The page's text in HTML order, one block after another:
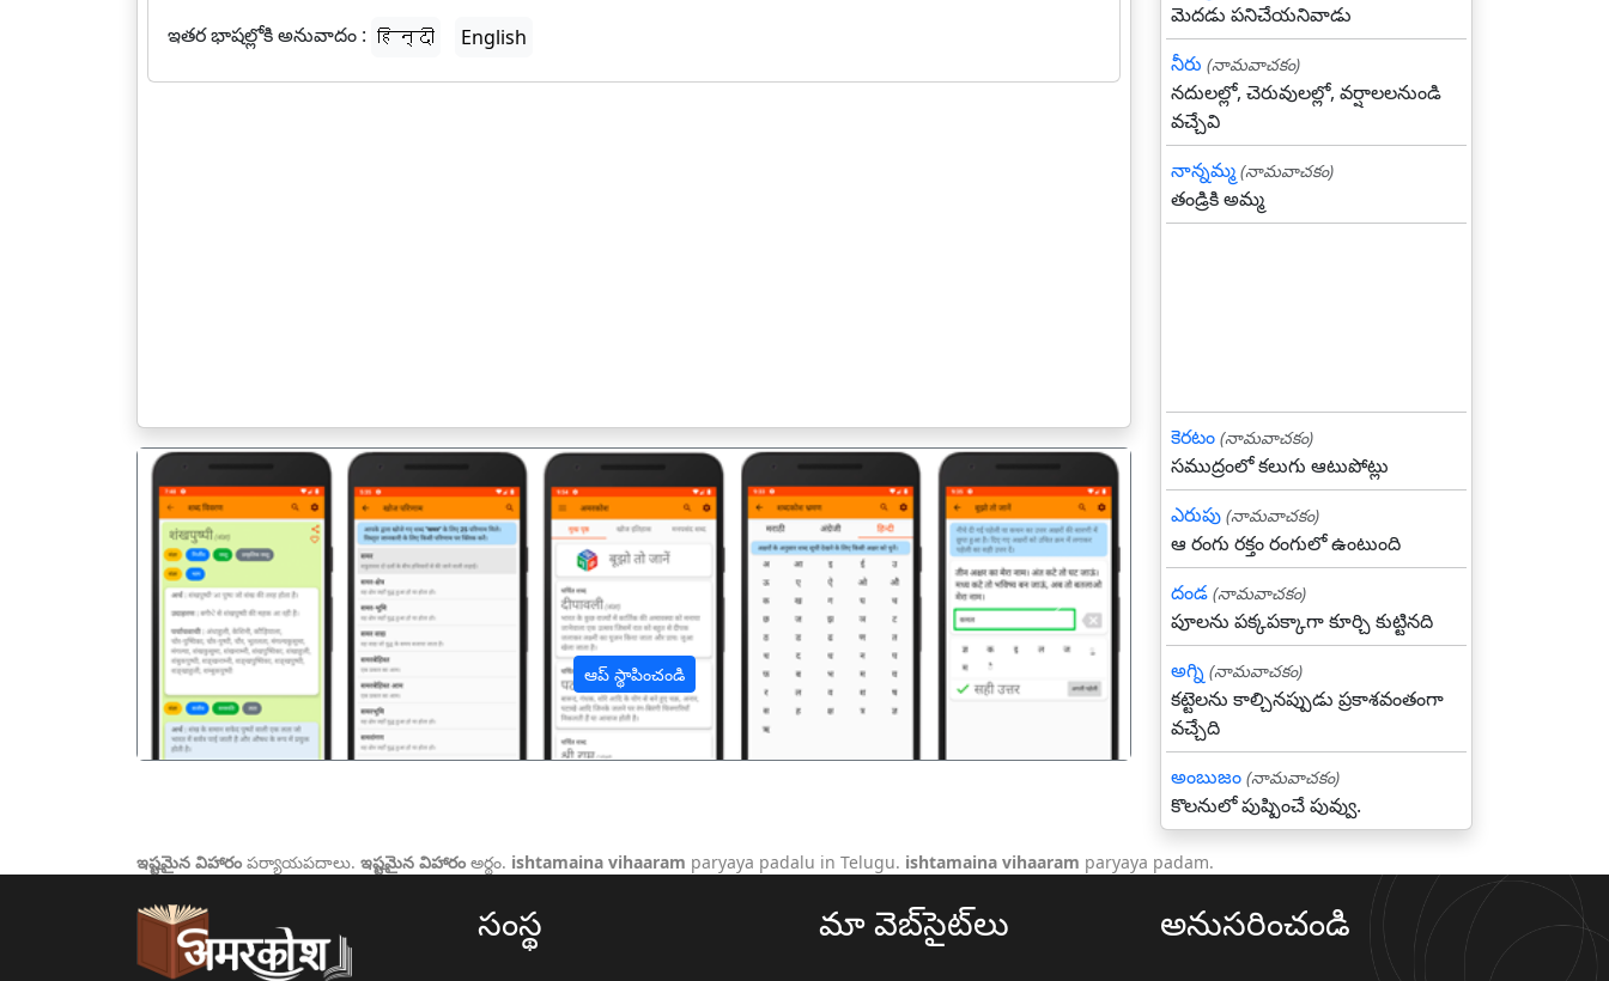
ఇతర భాషల్లోకి అనువాదం : हिन्दी English
ఆప్ స్థాపించండి
पिछला अगला
మెదడు పనిచేయనివాడు
నీరు (నామవాచకం)
నదులల్లో, చెరువులల్లో, వర్షాలలనుండి
వచ్చేవి
నాన్నమ్మ (నామవాచకం)
తండ్రికి అమ్మ
కెరటం (నామవాచకం)
సముద్రంలో కలుగు ఆటుపోట్లు
ఎరుపు (నామవాచకం)
ఆ రంగు రక్తం రంగులో ఉంటుంది
దండ (నామవాచకం)
పూలను పక్కపక్కాగా కూర్చి కుట్టినది
అగ్ని (నామవాచకం)
కట్టెలను కాల్చినప్పుడు ప్రకాశవంతంగా
వచ్చేది
అంబుజం (నామవాచకం)
కొలనులో పుష్పించే పువ్వు.
ఇష్టమైన విహారం పర్యాయపదాలు. ఇష్టమైన విహారం అర్థం. ishtamaina vihaaram paryaya padalu in Telugu. ishtamaina vihaaram paryaya padam.
సంస్థ మా వెబ్‌సైట్‌లు అనుసరించండి